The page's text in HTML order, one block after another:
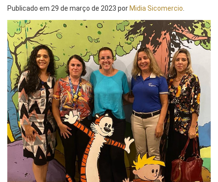
Publicado em 29 de março de 2023 por Midia Sicomercio